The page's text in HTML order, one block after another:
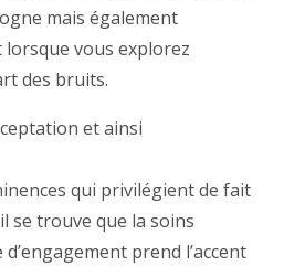
mais également
vous explorez
des bruits.
et ainsi
qui privilégient de fait
se trouve que la soins
prend l’accent